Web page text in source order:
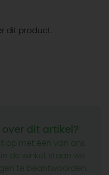
dit product.
dit artikel?
op met één van ons.
de winkel, staan we
te beantwoorden.